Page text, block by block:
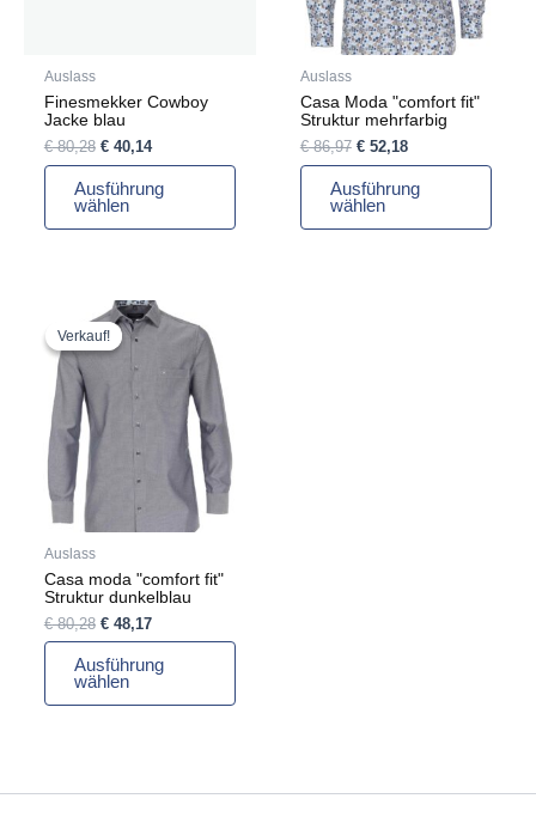
Auslass
Finesmekker Cowboy
Jacke blau
€80,28 €40,14
Ausführung
wählen
der
Produktseite
gewählt
werden
Auslass
Casa Moda "comfort fit"
Struktur mehrfarbig
€86,97 €52,18
Ausführung
wählen
Optionen
können
der
Produktseite
gewählt
werden
Verkauf!
Verkauf!
Auslass
Casa moda "comfort fit"
Struktur dunkelblau
€80,28
Ursprünglicher
Preis
war:
€ 80,28
€48,17
Aktueller
Preis
€ 48,17.
Ausführung
wählen
Produkt
weist
mehrere
Varianten
auf.
Die
Optionen
können
der
Produktseite
werden